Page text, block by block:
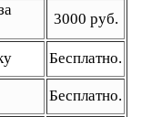
3000 руб.
Бесплатно.
Бесплатно.